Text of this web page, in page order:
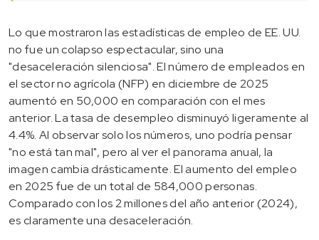
Lo que mostraron las estadísticas de empleo de EE. UU.
no fue un colapso espectacular, sino una
"desaceleración silenciosa". El número de empleados en
el sector no agrícola (NFP) en diciembre de 2025
aumentó en 50,000 en comparación con el mes
anterior. La tasa de desempleo disminuyó ligeramente al
4.4%. Al observar solo los números, uno podría pensar
"no está tan mal", pero al ver el panorama anual, la
imagen cambia drásticamente. El aumento del empleo
en 2025 fue de un total de 584,000 personas.
Comparado con los 2 millones del año anterior (2024),
es claramente una desaceleración.